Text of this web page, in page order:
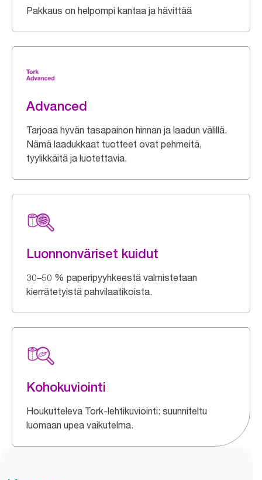
Pakkaus on helpompi kantaa ja hävittää
Advanced
Tarjoaa hyvän tasapainon hinnan ja laadun välillä.
Nämä laadukkaat tuotteet ovat pehmeitä,
tyylikkäitä ja luotettavia.
Luonnonväriset kuidut
30–50 % paperipyyhkeestä valmistetaan
kierrätetyistä pahvilaatikoista.
Kohokuviointi
Houkutteleva Tork-lehtikuviointi: suunniteltu
luomaan upea vaikutelma.